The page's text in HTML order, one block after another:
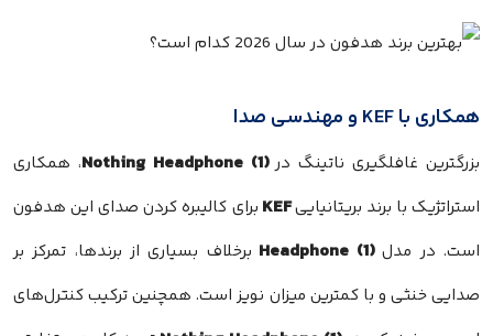
همکاری با KEF و مهندسی صدا
بزرگترین غافلگیری ناتینگ درNothing Headphone (1)، همکاری
استراتژیک با برند بریتانیاییKEFبرای کالیبره کردن صدای این هدفون
است. در مدلHeadphone (1)برخلاف بسیاری از برندها، تمرکز بر
صدایی خنثی و با کمترین میزان نویز است. همچنین ترکیب کنترل‌های